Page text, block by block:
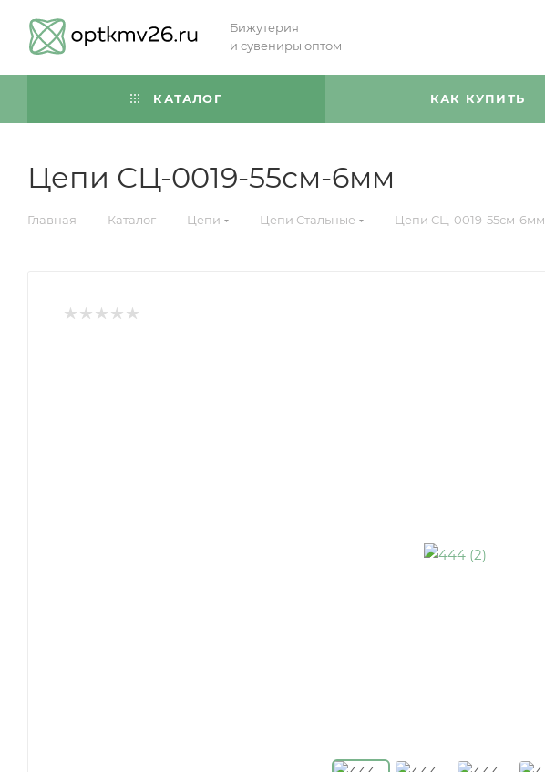
Бижутерия
и сувениры оптом
КАТАЛОГ КАК КУПИТЬ
Цепи СЦ-0019-55см-6мм
Главная — Каталог — Цепи — Цепи Стальные — Цепи СЦ-0019-55см-6мм